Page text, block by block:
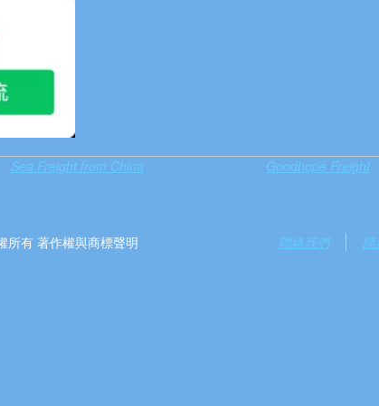
Sea Freight from China Goodhope Freight
所有 著作權與商標聲明 聯絡我們 隱